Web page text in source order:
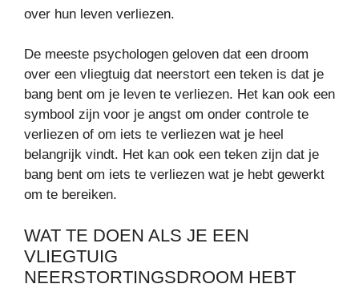
over hun leven verliezen.
De meeste psychologen geloven dat een droom
over een vliegtuig dat neerstort een teken is dat je
bang bent om je leven te verliezen. Het kan ook een
symbool zijn voor je angst om onder controle te
verliezen of om iets te verliezen wat je heel
belangrijk vindt. Het kan ook een teken zijn dat je
bang bent om iets te verliezen wat je hebt gewerkt
om te bereiken.
WAT TE DOEN ALS JE EEN
VLIEGTUIG
NEERSTORTINGSDROOM HEBT